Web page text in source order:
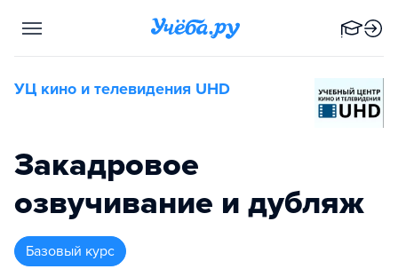
УЦ кино и телевидения UHD
Закадровое
озвучивание и дубляж
базовый курс